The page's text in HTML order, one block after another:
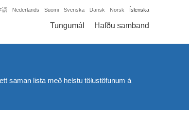
語 Nederlands Suomi Svenska Dansk Norsk Íslenska
Tungumál Hafðu samband
saman lista með helstu tölustöfunum á